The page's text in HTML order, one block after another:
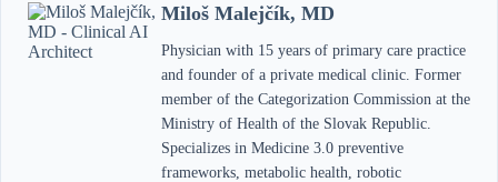
Miloš Malejčík, MD
Physician with 15 years of primary care practice
and founder of a private medical clinic. Former
member of the Categorization Commission at the
Ministry of Health of the Slovak Republic.
Specializes in Medicine 3.0 preventive
frameworks, metabolic health, robotic